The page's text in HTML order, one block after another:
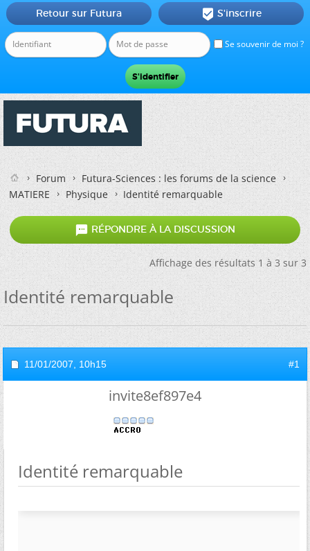
Se souvenir de moi ?
Retour sur Futura  S'inscrire
Forum
Futura-Sciences : les forums de la science
MATIERE
Physique Identité remarquable
 RÉPONDRE À LA DISCUSSION
Affichage des résultats 1 à 3 sur 3
Identité remarquable
11/01/2007, 10h15 #1
invite8ef897e4
Identité remarquable